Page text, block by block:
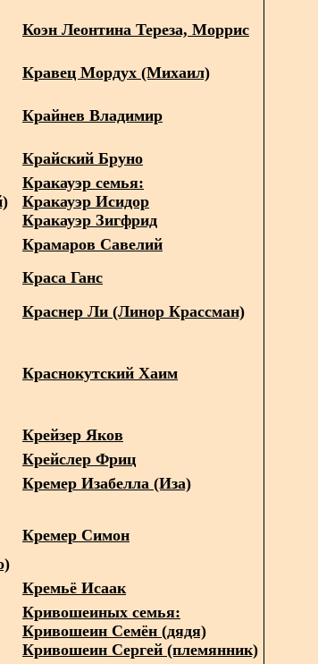
Коэн Леонтина Тереза, Моррис
Кравец Мордух (Михаил)
Крайнев Владимир
Крайский Бруно
Кракауэр семья:
Кракауэр Исидор
Кракауэр Зигфрид
Крамаров Савелий
Краса Ганс
Краснер Ли (Линор Крассман)
Краснокутский Хаим
Крейзер Яков
Крейслер Фриц
Кремер Изабелла (Иза)
Кремер Симон
Кремьё Исаак
Кривошеиных семья:
Кривошеин Семён (дядя)
Кривошеин Сергей (племянник)